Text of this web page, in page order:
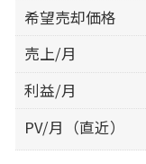
希望売却価格
売上/月
利益/月
PV/月（直近）